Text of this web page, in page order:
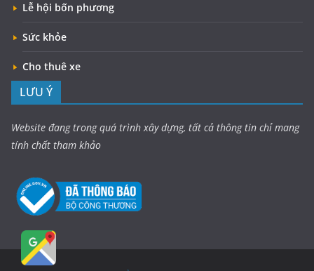
Lễ hội bốn phương
Sức khỏe
Cho thuê xe
LƯU Ý
Website đang trong quá trình xây dựng, tất cả thông tin chỉ mang
tính chất tham khảo